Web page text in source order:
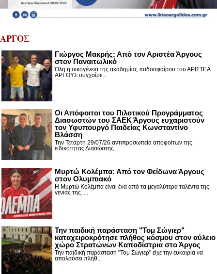
ΑΡΓΟΣ
Γιώργος Μακρής: Από τον Αριστέα Άργους
στον Παναιτωλικό
Όλη η οικογένεια της ακαδημίας ποδοσφαίρου του ΑΡΙΣΤΕΑ
ΑΡΓΟΥΣ συγχαίρε...
Οι Απόφοιτοι του Πιλοτικού Προγράμματος
Διασωστών του ΣΑΕΚ Άργους ευχαριστούν
τον Υφυπουργό Παιδείας Κωνσταντίνο
Βλάσση
Την Τετάρτη 29/07/26 αντιπροσωπεία αποφοίτων της
ειδικότητας Διασώστης...
Μυρτώ Κολέμπα: Από τον Φείδωνα Άργους
στον Ολυμπιακό
Η Μυρτώ Κολέμπα είναι ένα από τα μεγαλύτερα ταλέντα της
γενιάς της. ...
Την παιδική παράσταση "Τομ Σώγιερ"
καταχειροκρότησε πλήθος κόσμου στον αύλειο
χώρο Στρατώνων Καποδίστρια στο Άργος
Την παιδική παράσταση "Τομ Σώγιερ" είχε την ευκαιρία να
απολαύσει πλήθ...